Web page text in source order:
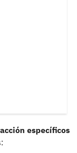
específicos